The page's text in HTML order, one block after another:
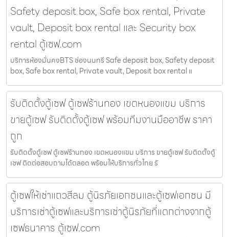
Safety deposit box, Safe box rental, Private
vault, Deposit box rental และ Security box
rental ตู้เซฟ.com
บริการห้องมั่นคงBTS ช่องนนทรี Safe deposit box, Safety deposit
box, Safe box rental, Private vault, Deposit box rental แ
รับติดตั้งตู้เซฟ ตู้เซฟร้านทอง เขตหนองแขม บริการ
ขายตู้เซฟ รับติดตั้งตู้เซฟ พร้อมทีมงานมืออาชีพ ราคา
ถูก
รับติดตั้งตู้เซฟ ตู้เซฟร้านทอง เขตหนองแขม บริการ ขายตู้เซฟ รับติดตั้งตู้
เซฟ ติดต่อสอบถามได้ตลอด พร้อมให้บริการทั่วไทย รั
ตู้เซฟให้เช่าแถวสีลม ตู้นิรภัยเอกชนและตู้เซฟเอกชน มี
บริการเช่าตู้เซฟและบริการเช่าตู้นิรภัยที่แตกต่างจากตู้
เซฟธนาคาร ตู้เซฟ.com